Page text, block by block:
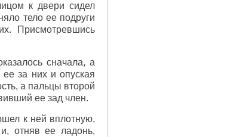
к двери сидел
тело ее подруги
Присмотревшись
сначала, а
за них и опуская
а пальцы второй
ее зад член.
к ней вплотную,
отняв ее ладонь,